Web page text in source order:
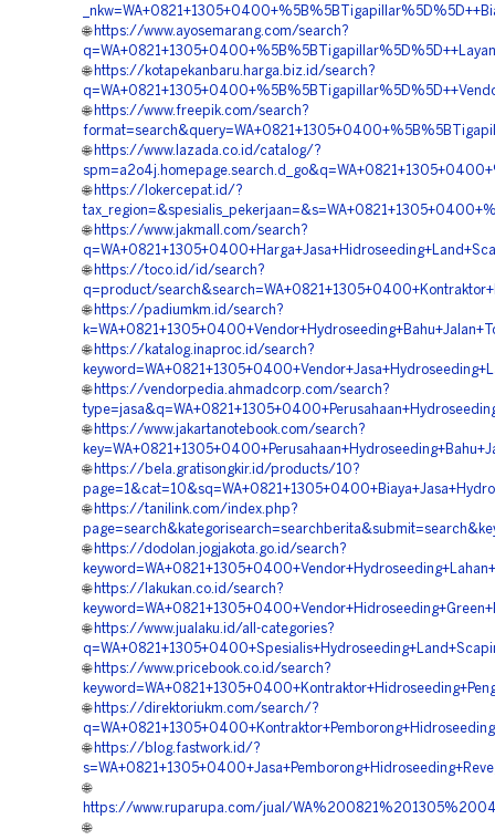
🌐 https://www.ayosemarang.com/search?
🌐 https://kotapekanbaru.harga.biz.id/search?
🌐 https://www.freepik.com/search?
🌐 https://www.lazada.co.id/catalog/?
🌐 https://lokercepat.id/?
🌐 https://www.jakmall.com/search?
🌐 https://toco.id/id/search?
q=product/
🌐 https://padiumkm.id/search?
🌐 https://katalog.inaproc.id/search?
🌐 https://vendorpedia.ahmadcorp.com/search?
🌐 https://www.jakartanotebook.com/search?
🌐 https://bela.gratisongkir.id/products/10?
🌐 https://tanilink.com/index.php?
🌐 https://dodolan.jogjakota.go.id/search?
🌐 https://lakukan.co.id/search?
🌐 https://www.jualaku.id/all-categories?
🌐 https://www.pricebook.co.id/search?
🌐 https://direktoriukm.com/search/?
🌐 https://blog.fastwork.id/?
🌐
https://www.ruparupa.com/jual/
🌐